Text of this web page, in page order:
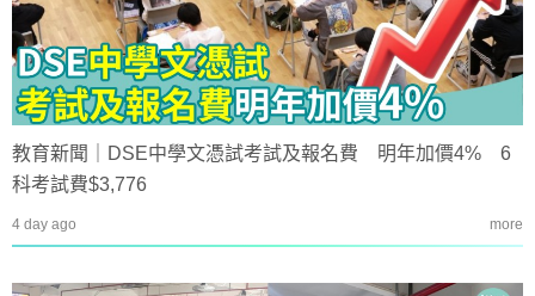
教育新聞｜DSE中學文憑試考試及報名費 明年加價4% 6
科考試費$3,776
4 day ago more